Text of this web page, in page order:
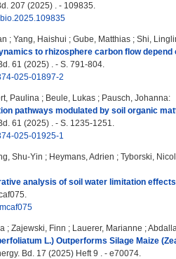
207 (2025) . - 109835.
; Yang, Haishui ; Gube, Matthias ; Shi,
to rhizosphere carbon flow
61 (2025) . - S. 791-804.
025-01897-2
Paulina ; Beule, Lukas ; Pausch, Johanna:
pathways modulated by soil organic
61 (2025) . - S. 1235-1251.
025-01925-1
Shu-Yin ; Heymans, Adrien ; Tyborski,
analysis of soil water limitation
; Zajewski, Finn ; Lauerer, Marianne ;
L.) Outperforms Silage Maize
Bd. 17 (2025) Heft 9 . - e70074.